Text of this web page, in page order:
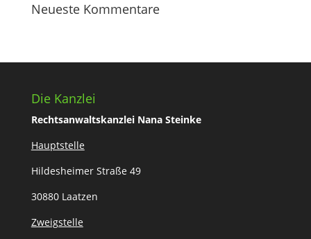
Neueste Kommentare
Die Kanzlei
Rechtsanwaltskanzlei Nana Steinke
Hauptstelle
Hildesheimer Straße 49
30880 Laatzen
Zweigstelle